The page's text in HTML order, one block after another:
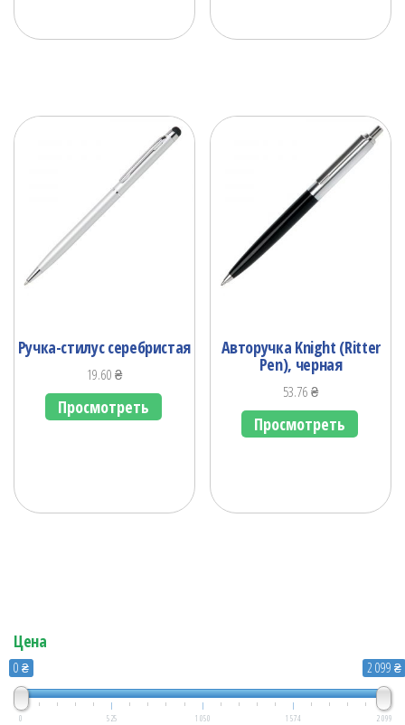
Ручка-стилус серебристая
19.60₴
Просмотреть
Авторучка Knight (Ritter
Pen), черная
53.76₴
Просмотреть
Цена
0 ₴ 2 099 ₴
0 525 1 050 1 574 2 099